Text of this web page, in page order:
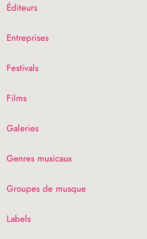
Éditeurs
Entreprises
Festivals
Films
Galeries
Genres musicaux
Groupes de musque
Labels